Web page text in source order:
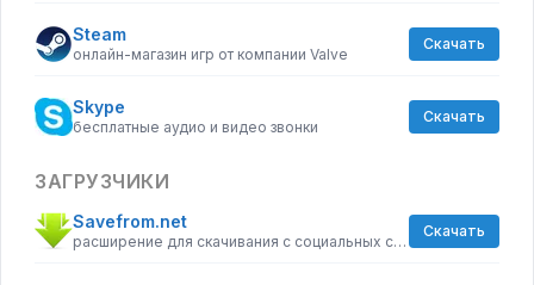
Steam
онлайн-магазин игр от компании Valve
Скачать
Skype
бесплатные аудио и видео звонки
Скачать
ЗАГРУЗЧИКИ
Savefrom.net
расширение для скачивания с социальных сетей
Скачать